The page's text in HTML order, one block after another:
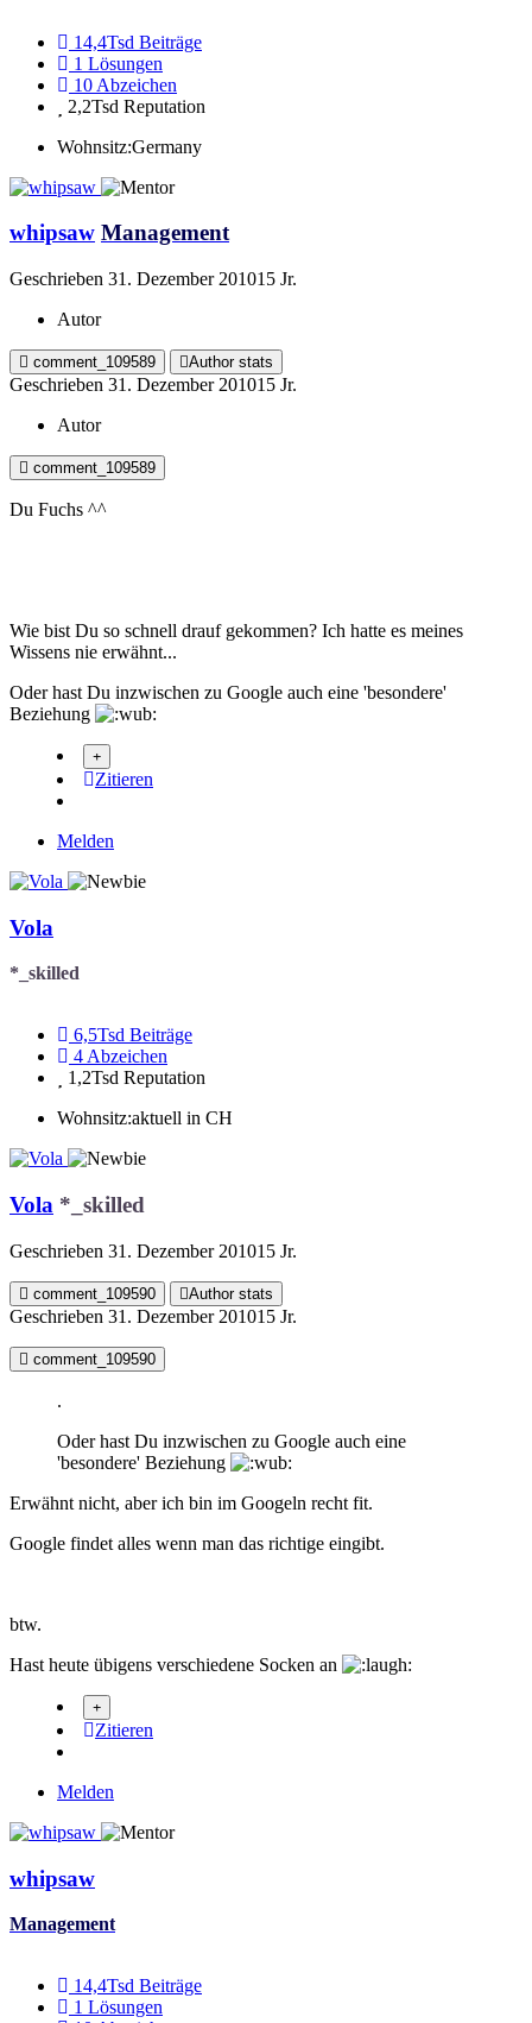
14,4Tsd Beiträge
1 Lösungen
10 Abzeichen
2,2Tsd Reputation
Wohnsitz:Germany
whipsaw Management
Geschrieben 31. Dezember 201015 Jr.
Autor
comment_109589 Author stats
Geschrieben 31. Dezember 201015 Jr.
Autor
comment_109589
Du Fuchs ^^
Wie bist Du so schnell drauf gekommen? Ich hatte es meines
Wissens nie erwähnt...
Oder hast Du inzwischen zu Google auch eine 'besondere'
Beziehung
Zitieren
Melden
Vola
*_skilled
6,5Tsd Beiträge
4 Abzeichen
1,2Tsd Reputation
Wohnsitz:aktuell in CH
Vola *_skilled
Geschrieben 31. Dezember 201015 Jr.
comment_109590 Author stats
Geschrieben 31. Dezember 201015 Jr.
comment_109590
.
Oder hast Du inzwischen zu Google auch eine
'besondere' Beziehung
Erwähnt nicht, aber ich bin im Googeln recht fit.
Google findet alles wenn man das richtige eingibt.
btw.
Hast heute übigens verschiedene Socken an
Zitieren
Melden
whipsaw
Management
14,4Tsd Beiträge
1 Lösungen